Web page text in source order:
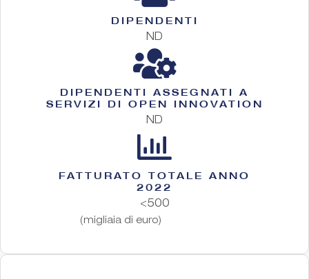
DIPENDENTI
ND
DIPENDENTI ASSEGNATI A
SERVIZI DI OPEN INNOVATION
ND
FATTURATO TOTALE ANNO
2022
<500
(migliaia di euro)